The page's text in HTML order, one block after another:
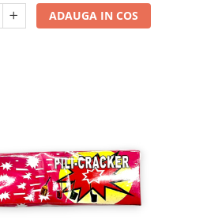
ADAUGA IN COS